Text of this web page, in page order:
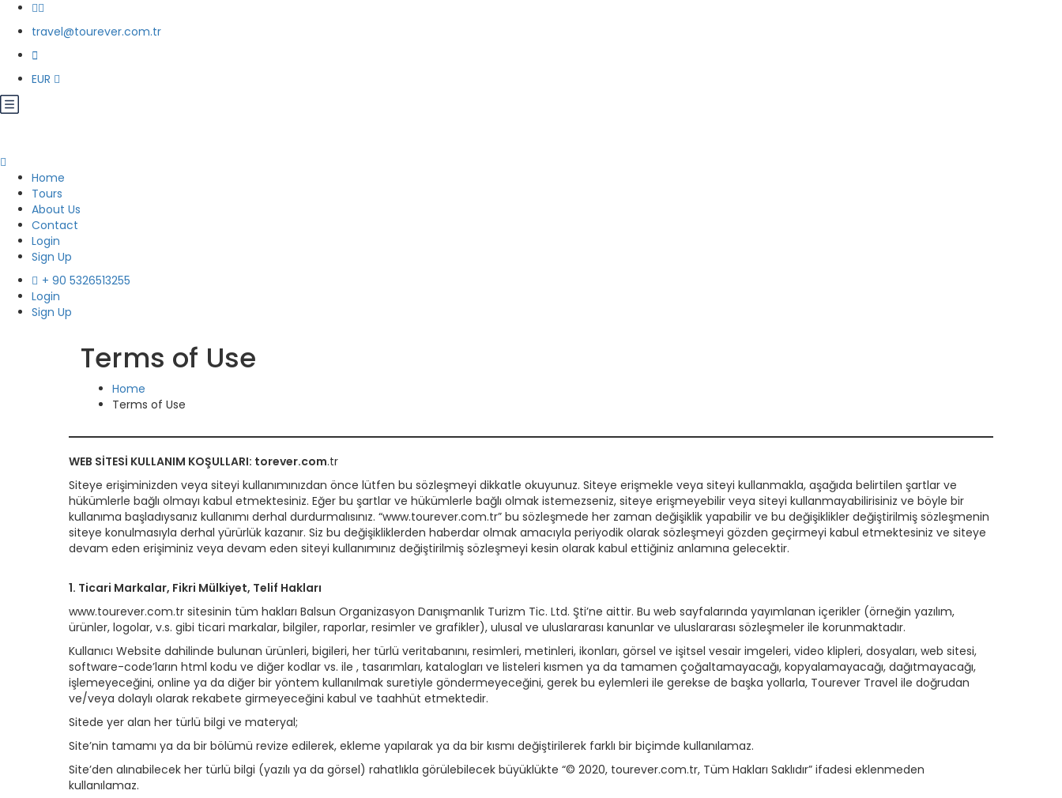
travel@tourever.com.tr
EUR
Home
Tours
About Us
Contact
Login
Sign Up
+ 90 5326513255
Login
Sign Up
Terms of Use
Home
Terms of Use
WEB SİTESİ KULLANIM KOŞULLARI: torever.com.tr
Siteye erişiminizden veya siteyi kullanımınızdan önce lütfen bu sözleşmeyi dikkatle okuyunuz. Siteye erişmekle veya siteyi kullanmakla, aşağıda belirtilen şartlar ve
hükümlerle bağlı olmayı kabul etmektesiniz. Eğer bu şartlar ve hükümlerle bağlı olmak istemezseniz, siteye erişmeyebilir veya siteyi kullanmayabilirisiniz ve böyle bir
kullanıma başladıysanız kullanımı derhal durdurmalısınız. “www.tourever.com.tr” bu sözleşmede her zaman değişiklik yapabilir ve bu değişiklikler değiştirilmiş sözleşmenin
siteye konulmasıyla derhal yürürlük kazanır. Siz bu değişikliklerden haberdar olmak amacıyla periyodik olarak sözleşmeyi gözden geçirmeyi kabul etmektesiniz ve siteye
devam eden erişiminiz veya devam eden siteyi kullanımınız değiştirilmiş sözleşmeyi kesin olarak kabul ettiğiniz anlamına gelecektir.
1. Ticari Markalar, Fikri Mülkiyet, Telif Hakları
www.tourever.com.tr sitesinin tüm hakları Balsun Organizasyon Danışmanlık Turizm Tic. Ltd. Şti’ne aittir. Bu web sayfalarında yayımlanan içerikler (örneğin yazılım,
ürünler, logolar, v.s. gibi ticari markalar, bilgiler, raporlar, resimler ve grafikler), ulusal ve uluslararası kanunlar ve uluslararası sözleşmeler ile korunmaktadır.
Kullanıcı Website dahilinde bulunan ürünleri, bigileri, her türlü veritabanını, resimleri, metinleri, ikonları, görsel ve işitsel vesair imgeleri, video klipleri, dosyaları, web sitesi,
software-code’ların html kodu ve diğer kodlar vs. ile , tasarımları, katalogları ve listeleri kısmen ya da tamamen çoğaltamayacağı, kopyalamayacağı, dağıtmayacağı,
işlemeyeceğini, online ya da diğer bir yöntem kullanılmak suretiyle göndermeyeceğini, gerek bu eylemleri ile gerekse de başka yollarla, Tourever Travel ile doğrudan
ve/veya dolaylı olarak rekabete girmeyeceğini kabul ve taahhüt etmektedir.
Sitede yer alan her türlü bilgi ve materyal;
Site’nin tamamı ya da bir bölümü revize edilerek, ekleme yapılarak ya da bir kısmı değiştirilerek farklı bir biçimde kullanılamaz.
Site’den alınabilecek her türlü bilgi (yazılı ya da görsel) rahatlıkla görülebilecek büyüklükte “© 2020, tourever.com.tr, Tüm Hakları Saklıdır” ifadesi eklenmeden
kullanılamaz.